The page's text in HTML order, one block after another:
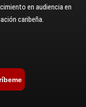
en audiencia en
caribeña.